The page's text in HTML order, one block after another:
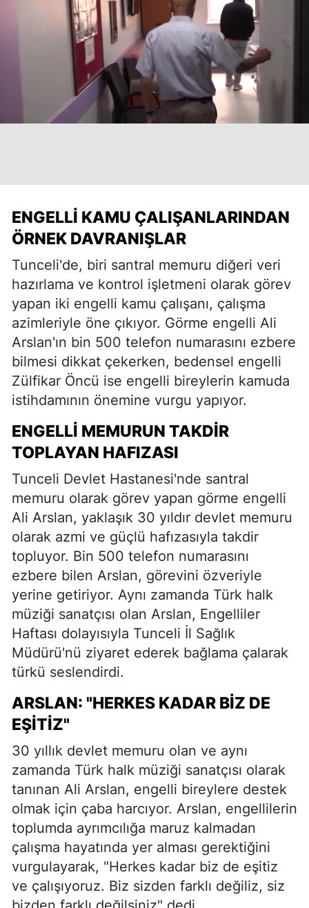
ENGELLI KAMU ÇALIŞANLARINDAN
ÖRNEK DAVRANIŞLAR
Tunceli'de, biri santral memuru diğeri veri
hazırlama ve kontrol işletmeni olarak görev
yapan iki engelli kamu çalışanı, çalışma
azimleriyle öne çıkıyor. Görme engelli Ali
Arslan'ın bin 500 telefon numarasını ezbere
bilmesi dikkat çekerken, bedensel engelli
Zülfikar Öncü ise engelli bireylerin kamuda
istihdamının önemine vurgu yapıyor.
ENGELLI MEMURUN TAKDIR
TOPLAYAN HAFIZASI
Tunceli Devlet Hastanesi'nde santral
memuru olarak görev yapan görme engelli
Ali Arslan, yaklaşık 30 yıldır devlet memuru
olarak azmi ve güçlü hafızasıyla takdir
topluyor. Bin 500 telefon numarasını
ezbere bilen Arslan, görevini özveriyle
yerine getiriyor. Aynı zamanda Türk halk
müziği sanatçısı olan Arslan, Engelliler
Haftası dolayısıyla Tunceli İl Sağlık
Müdürü'nü ziyaret ederek bağlama çalarak
türkü seslendirdi.
ARSLAN: "HERKES KADAR BIZ DE
EŞITIZ"
30 yıllık devlet memuru olan ve aynı
zamanda Türk halk müziği sanatçısı olarak
tanınan Ali Arslan, engelli bireylere destek
olmak için çaba harcıyor. Arslan, engellilerin
toplumda ayrımcılığa maruz kalmadan
çalışma hayatında yer alması gerektiğini
vurgulayarak, "Herkes kadar biz de eşitiz
ve çalışıyoruz. Biz sizden farklı değiliz, siz